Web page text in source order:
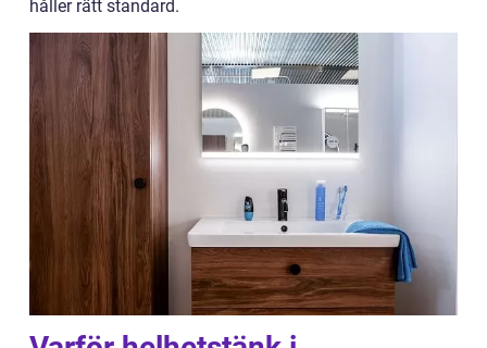
håller rätt standard.